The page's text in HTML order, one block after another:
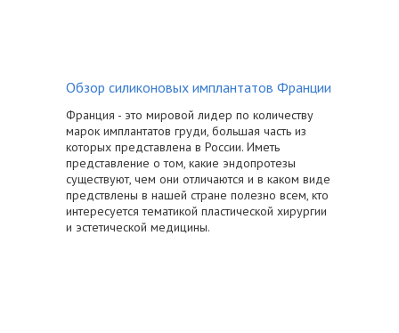
Обзор силиконовых имплантатов Франции
Франция - это мировой лидер по количеству
марок имплантатов груди, большая часть из
которых представлена в России. Иметь
представление о том, какие эндопротезы
существуют, чем они отличаются и в каком виде
предствлены в нашей стране полезно всем, кто
интересуется тематикой пластической хирургии
и эстетической медицины.